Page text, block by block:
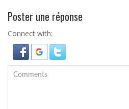
Poster une réponse
Connect with: